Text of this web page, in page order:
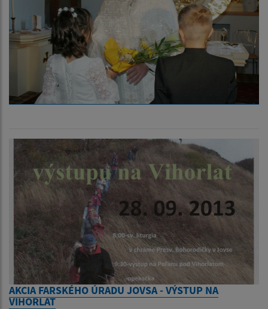
AKCIA FARSKÉHO ÚRADU JOVSA - VÝSTUP NA
VIHORLAT